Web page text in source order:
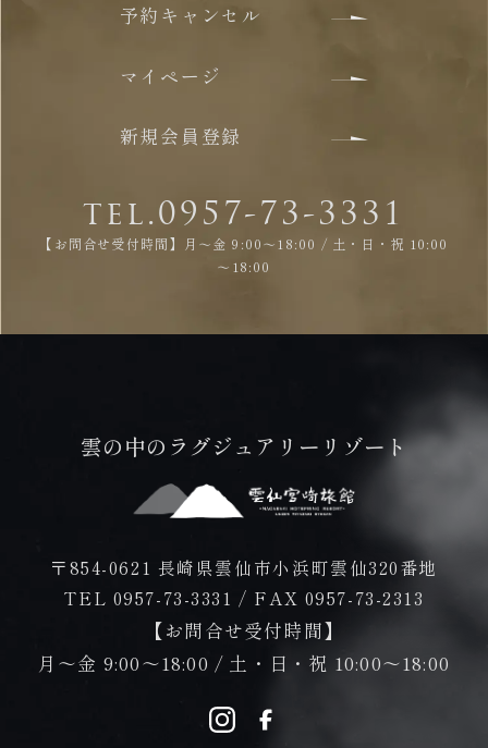
予約キャンセル
マイページ
新規会員登録
tel.0957-73-3331
【お問合せ受付時間】月～金 9:00～18:00 / 土・日・祝 10:00
～18:00
雲の中のラグジュアリーリゾート
〒854-0621 長崎県雲仙市小浜町雲仙320番地
TEL 0957-73-3331 / FAX 0957-73-2313
【お問合せ受付時間】
月～金 9:00～18:00 / 土・日・祝 10:00～18:00